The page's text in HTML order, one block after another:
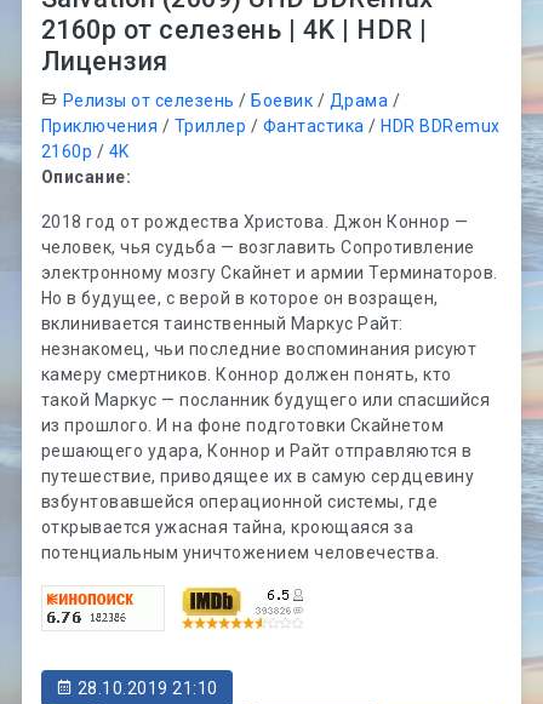
2160p от селезень | 4K | HDR |
Лицензия
Релизы от селезень / Боевик / Драма /
Приключения / Триллер / Фантастика / HDR BDRemux
2160p / 4K
Описание:
2018 год от рождества Христова. Джон Коннор —
человек, чья судьба — возглавить Сопротивление
электронному мозгу Скайнет и армии Терминаторов.
Но в будущее, с верой в которое он возращен,
вклинивается таинственный Маркус Райт:
незнакомец, чьи последние воспоминания рисуют
камеру смертников. Коннор должен понять, кто
такой Маркус — посланник будущего или спасшийся
из прошлого. И на фоне подготовки Скайнетом
решающего удара, Коннор и Райт отправляются в
путешествие, приводящее их в самую сердцевину
взбунтовавшейся операционной системы, где
открывается ужасная тайна, кроющаяся за
потенциальным уничтожением человечества.
28.10.2019 21:10